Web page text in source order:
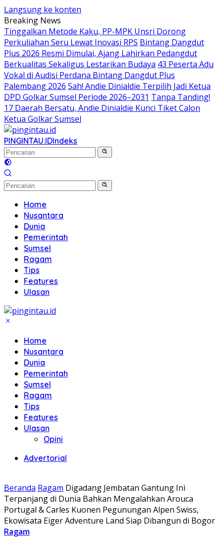
Langsung ke konten
Breaking News
Tinggalkan Metode Kaku, PP-MPK Unsri Dorong
Perkuliahan Seru Lewat Inovasi RPS Bintang Dangdut
Plus 2026 Resmi Dimulai, Ajang Lahirkan Pedangdut
Berkualitas Sekaligus Lestarikan Budaya 43 Peserta Adu
Vokal di Audisi Perdana Bintang Dangdut Plus
Palembang 2026 Sah! Andie Dinialdie Terpilih Jadi Ketua
DPD Golkar Sumsel Periode 2026–2031 Tanpa Tanding!
17 Daerah Bersatu, Andie Dinialdie Kunci Tiket Calon
Ketua Golkar Sumsel
PINGINTAU.IDIndeks
Home
Nusantara
Dunia
Pemerintah
Sumsel
Ragam
Tips
Features
Ulasan
Home
Nusantara
Dunia
Pemerintah
Sumsel
Ragam
Tips
Features
Ulasan
Opini
Advertorial
Beranda Ragam Digadang Jembatan Gantung Ini
Terpanjang di Dunia Bahkan Mengalahkan Arouca
Portugal & Carles Kuonen Pegunungan Alpen Swiss,
Ekowisata Eiger Adventure Land Siap Dibangun di Bogor
Ragam